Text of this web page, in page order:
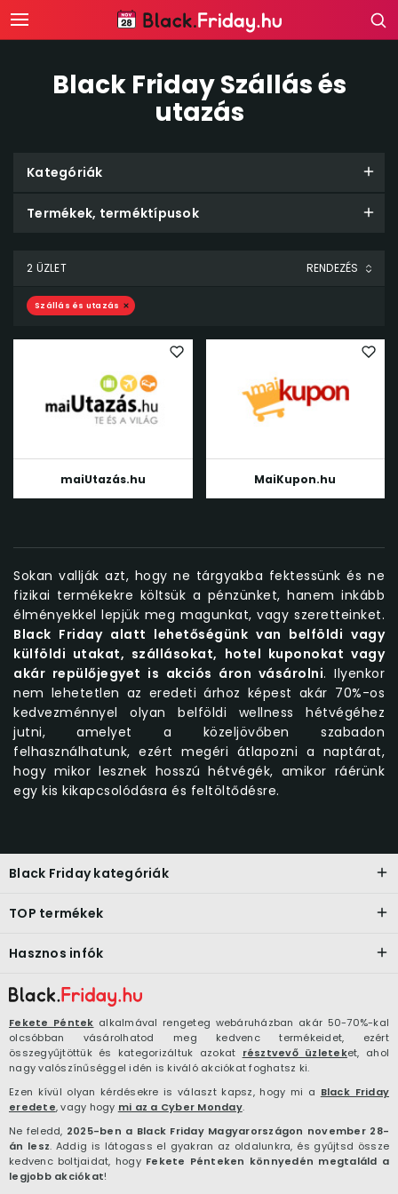
Black Friday Szállás és
utazás
Kategóriák
Termékek, terméktípusok
2 ÜZLET
Szállás és utazás
maiUtazás.hu MaiKupon.hu
Sokan vallják azt, hogy ne tárgyakba fektessünk és ne
fizikai termékekre költsük a pénzünket, hanem inkább
élményekkel lepjük meg magunkat, vagy szeretteinket.
Black Friday alatt lehetőségünk van belföldi vagy
külföldi utakat, szállásokat, hotel kuponokat vagy
akár repülőjegyet is akciós áron vásárolni. Ilyenkor
nem lehetetlen az eredeti árhoz képest akár 70%-os
kedvezménnyel olyan belföldi wellness hétvégéhez
jutni, amelyet a közeljövőben szabadon
felhasználhatunk, ezért megéri átlapozni a naptárat,
hogy mikor lesznek hosszú hétvégék, amikor ráérünk
egy kis kikapcsolódásra és feltöltődésre.
Fekete Péntek alkalmával rengeteg webáruházban akár 50-70%-kal
olcsóbban vásárolhatod meg kedvenc termékeidet, ezért
összegyűjtöttük és kategorizáltuk azokat résztvevő üzleteket, ahol
nagy valószínűséggel idén is kiváló akciókat foghatsz ki.
Ezen kívül olyan kérdésekre is választ kapsz, hogy mi a Black Friday
eredete, vagy hogy mi az a Cyber Monday.
Ne feledd, 2025-ben a Black Friday Magyarországon november 28-
án lesz. Addig is látogass el gyakran az oldalunkra, és gyűjtsd össze
kedvenc boltjaidat, hogy Fekete Pénteken könnyedén megtaláld a
legjobb akciókat!
Black Friday kategóriák
TOP termékek
Hasznos infók